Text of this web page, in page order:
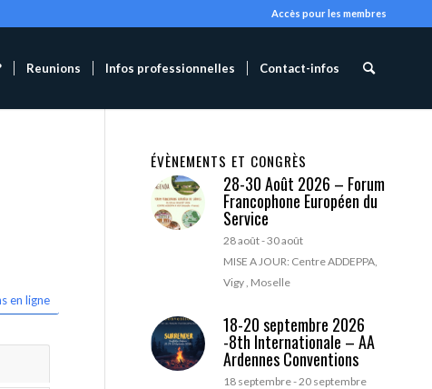
Accès pour les membres
Reunions Infos professionnelles Contact-infos
en ligne
ÉVÈNEMENTS ET CONGRÈS
28-30 Août 2026 – Forum
Francophone Européen du
Service
28 août-30 août
MISE A JOUR: Centre ADDEPPA,
Vigy , Moselle
18-20 septembre 2026
-8th Internationale – AA
Ardennes Conventions
18 septembre-20 septembre